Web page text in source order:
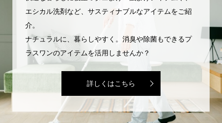
快適な暮らしに役立つダニよけ・虫よけアイテムや、
エシカル洗剤など、サスティナブルなアイテムをご紹
介。
ナチュラルに、暮らしやすく。消臭や除菌もできるプ
ラスワンのアイテムを活用しませんか？